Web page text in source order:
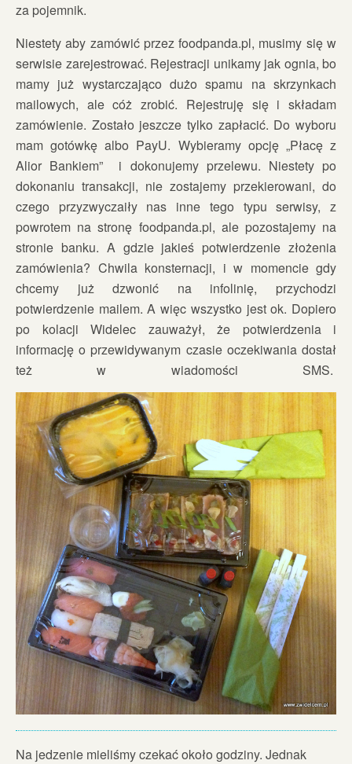
za pojemnik.
Niestety aby zamówić przez foodpanda.pl, musimy się w
serwisie zarejestrować. Rejestracji unikamy jak ognia, bo
mamy już wystarczająco dużo spamu na skrzynkach
mailowych, ale cóż zrobić. Rejestruję się i składam
zamówienie. Zostało jeszcze tylko zapłacić. Do wyboru
mam gotówkę albo PayU. Wybieramy opcję „Płacę z
Alior Bankiem” i dokonujemy przelewu. Niestety po
dokonaniu transakcji, nie zostajemy przekierowani, do
czego przyzwyczaiły nas inne tego typu serwisy, z
powrotem na stronę foodpanda.pl, ale pozostajemy na
stronie banku. A gdzie jakieś potwierdzenie złożenia
zamówienia? Chwila konsternacji, i w momencie gdy
chcemy już dzwonić na infolinię, przychodzi
potwierdzenie mailem. A więc wszystko jest ok. Dopiero
po kolacji Widelec zauważył, że potwierdzenia i
informację o przewidywanym czasie oczekiwania dostał
też w wiadomości SMS.
Na jedzenie mieliśmy czekać około godziny. Jednak